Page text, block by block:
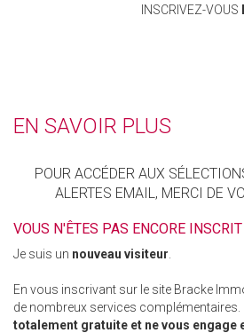
INSCRIVEZ-VOUS
EN SAVOIR PLUS
POUR ACCÉDER AUX
ALERTES EMAIL, MERCI DE
VOUS N'ÊTES PAS ENCORE
Je suis un nouveau visiteur
En vous inscrivant sur le site Bracke
de nombreux services complémentaires.
totalement gratuite et ne vous engage